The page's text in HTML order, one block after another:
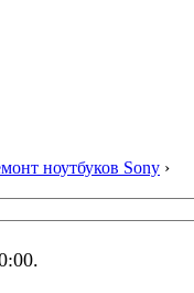
ноутбуков Sony ›